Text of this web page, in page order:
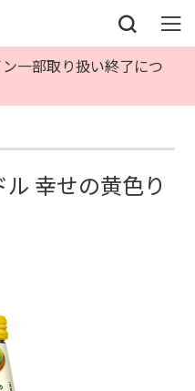
一部取り扱い終了につ
幸せの黄色り